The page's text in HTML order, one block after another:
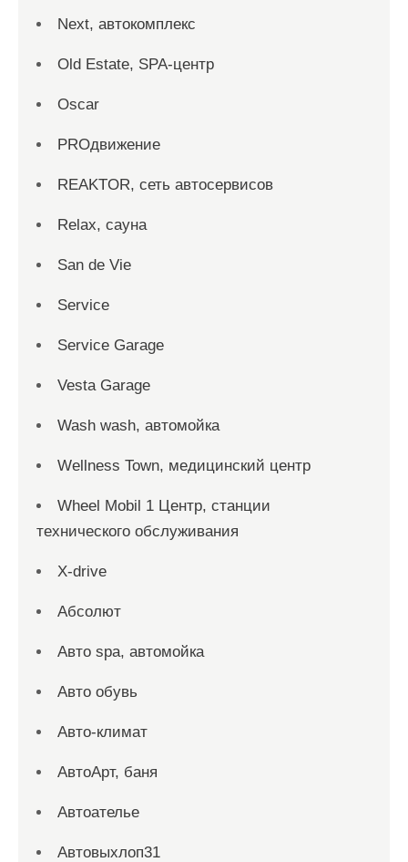
Next, автокомплекс
Old Estate, SPA-центр
Oscar
PROдвижение
REAKTOR, сеть автосервисов
Relax, сауна
San dе Vie
Service
Service Garage
Vesta Garage
Wash wash, автомойка
Wellness Town, медицинский центр
Wheel Mobil 1 Центр, станции
технического обслуживания
X-drive
Абсолют
Авто spa, автомойка
Авто обувь
Авто-климат
АвтоАрт, баня
Автоателье
Автовыхлоп31